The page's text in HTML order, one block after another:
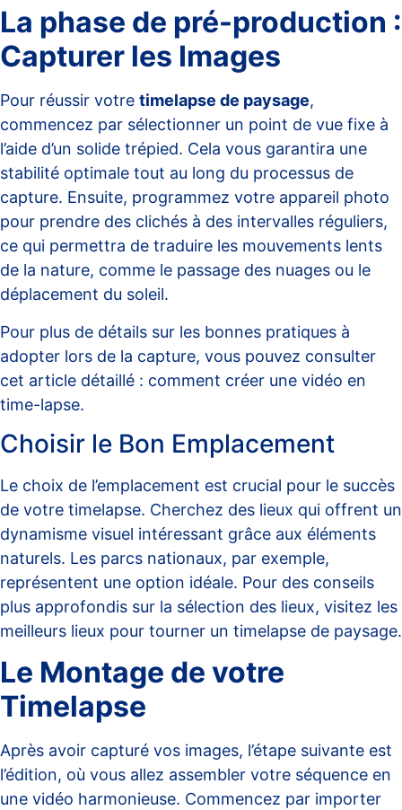
La phase de pré-production :
Capturer les Images
Pour réussir votre timelapse de paysage,
commencez par sélectionner un point de vue fixe à
l’aide d’un solide trépied. Cela vous garantira une
stabilité optimale tout au long du processus de
capture. Ensuite, programmez votre appareil photo
pour prendre des clichés à des intervalles réguliers,
ce qui permettra de traduire les mouvements lents
de la nature, comme le passage des nuages ou le
déplacement du soleil.
Pour plus de détails sur les bonnes pratiques à
adopter lors de la capture, vous pouvez consulter
cet article détaillé : comment créer une vidéo en
time-lapse.
Choisir le Bon Emplacement
Le choix de l’emplacement est crucial pour le succès
de votre timelapse. Cherchez des lieux qui offrent un
dynamisme visuel intéressant grâce aux éléments
naturels. Les parcs nationaux, par exemple,
représentent une option idéale. Pour des conseils
plus approfondis sur la sélection des lieux, visitez les
meilleurs lieux pour tourner un timelapse de paysage.
Le Montage de votre
Timelapse
Après avoir capturé vos images, l’étape suivante est
l’édition, où vous allez assembler votre séquence en
une vidéo harmonieuse. Commencez par importer